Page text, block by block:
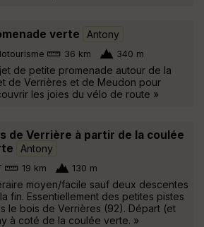
verte Antony
36 km 340 m
de petite promenade autour de la
de Verrières et de Meudon pour
les joies du vélo de route »
de Verrière à partir de la coulée
Antony
19 km 130 m
moyen/facile sauf deux descentes
fin. Essentiellement des petites pistes
le bois de Verrières (92). Départ (et
à coté de la coulée verte. »